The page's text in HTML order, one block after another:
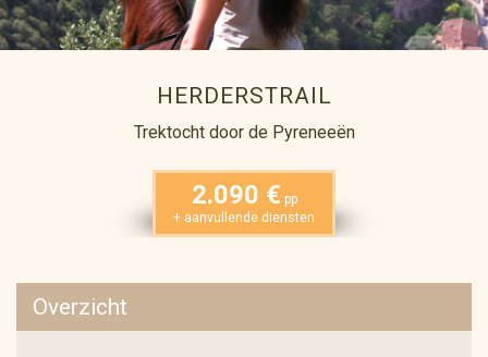
HERDERSTRAIL
Trektocht door de Pyreneeën
2.090 € pp
+ aanvullende diensten
Overzicht